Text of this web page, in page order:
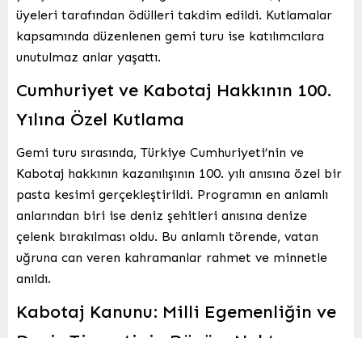
üyeleri tarafından ödülleri takdim edildi. Kutlamalar
kapsamında düzenlenen gemi turu ise katılımcılara
unutulmaz anlar yaşattı.
Cumhuriyet ve Kabotaj Hakkının 100.
Yılına Özel Kutlama
Gemi turu sırasında, Türkiye Cumhuriyeti’nin ve
Kabotaj hakkının kazanılışının 100. yılı anısına özel bir
pasta kesimi gerçekleştirildi. Programın en anlamlı
anlarından biri ise deniz şehitleri anısına denize
çelenk bırakılması oldu. Bu anlamlı törende, vatan
uğruna can veren kahramanlar rahmet ve minnetle
anıldı.
Kabotaj Kanunu: Milli Egemenliğin ve